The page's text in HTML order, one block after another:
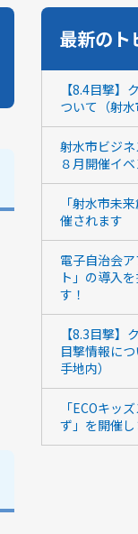
最新のト
【8.4目撃】
ついて（射水
射水市ビジ
８月開催イ
「射水市未
催されます
電子自治会
ト」の導入
す！
【8.3目撃】
目撃情報に
手地内）
「ECOキッ
ず」を開催し